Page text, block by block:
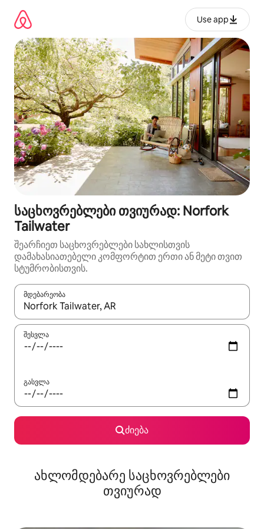
გადასვლა
Use app
საცხოვრებლები თვიურად: Norfork
Tailwater
შეარჩიეთ საცხოვრებლები სახლისთვის
დამახასიათებელი კომფორტით ერთი ან მეტი თვით
სტუმრობისთვის.
მდებარეობა
როცა შედეგები ხელმისაწვდომი გახდება, ნავიგაციისთვის
შესვლა
გასვლა
ძიება
ახლომდებარე საცხოვრებლები
თვიურად